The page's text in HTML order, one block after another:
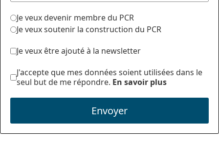
Je veux devenir membre du PCR
Je veux soutenir la construction du PCR
Je veux être ajouté à la newsletter
J'accepte que mes données soient utilisées dans le
seul but de me répondre. En savoir plus
Envoyer